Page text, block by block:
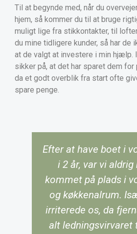
Til at begynde med, når du
hjem, så kommer du til at bruge
muligt lige fra stikkontakter, til
du mine tidligere kunder, så har de
at de valgt at investere i min hjælp.
sikker på, at det har sparet dem
da et godt overblik fra start ofte
spare penge.
Efter at have boet i
i 2 år, var vi
kommet på plads i
og køkkenalrum.
irriterede os, da
alt ledningsvirvaret